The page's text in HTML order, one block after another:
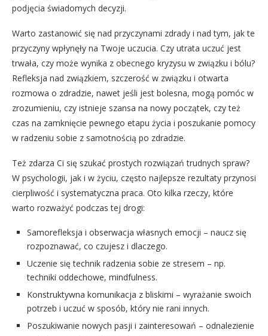
podjęcia świadomych decyzji.
Warto zastanowić się nad przyczynami zdrady i nad tym, jak te
przyczyny wpłynęły na Twoje uczucia. Czy utrata uczuć jest
trwała, czy może wynika z obecnego kryzysu w związku i bólu?
Refleksja nad związkiem, szczerość w związku i otwarta
rozmowa o zdradzie, nawet jeśli jest bolesna, mogą pomóc w
zrozumieniu, czy istnieje szansa na nowy początek, czy też
czas na zamknięcie pewnego etapu życia i poszukanie pomocy
w radzeniu sobie z samotnością po zdradzie.
Też zdarza Ci się szukać prostych rozwiązań trudnych spraw?
W psychologii, jak i w życiu, często najlepsze rezultaty przynosi
cierpliwość i systematyczna praca. Oto kilka rzeczy, które
warto rozważyć podczas tej drogi:
Samorefleksja i obserwacja własnych emocji – naucz się
rozpoznawać, co czujesz i dlaczego.
Uczenie się technik radzenia sobie ze stresem – np.
techniki oddechowe, mindfulness.
Konstruktywna komunikacja z bliskimi – wyrażanie swoich
potrzeb i uczuć w sposób, który nie rani innych.
Poszukiwanie nowych pasji i zainteresowań – odnalezienie